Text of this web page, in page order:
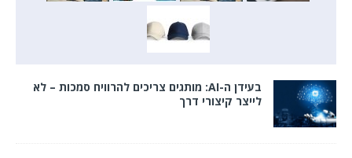
בעידן ה-AI: מותגים צריכים להרוויח סמכות – לא
לייצר קיצורי דרך